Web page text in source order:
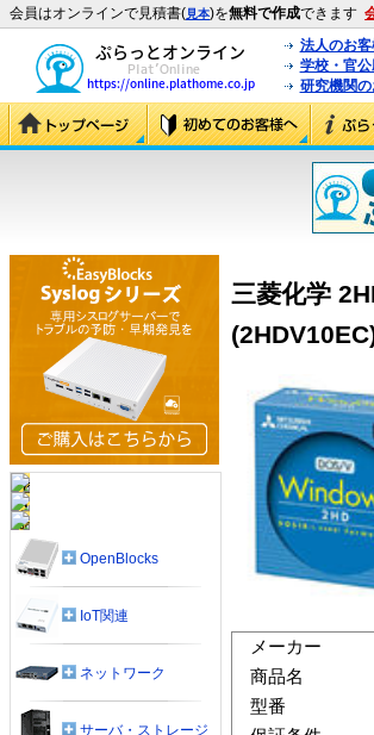
会員はオンラインで見積書(見本)を無料で作成できます
法人のお
学校・官
研究機関
三菱化学
メーカー
商品名
型番
OpenBlocks
IoT関連
ネットワーク
サーバ・ストレージ